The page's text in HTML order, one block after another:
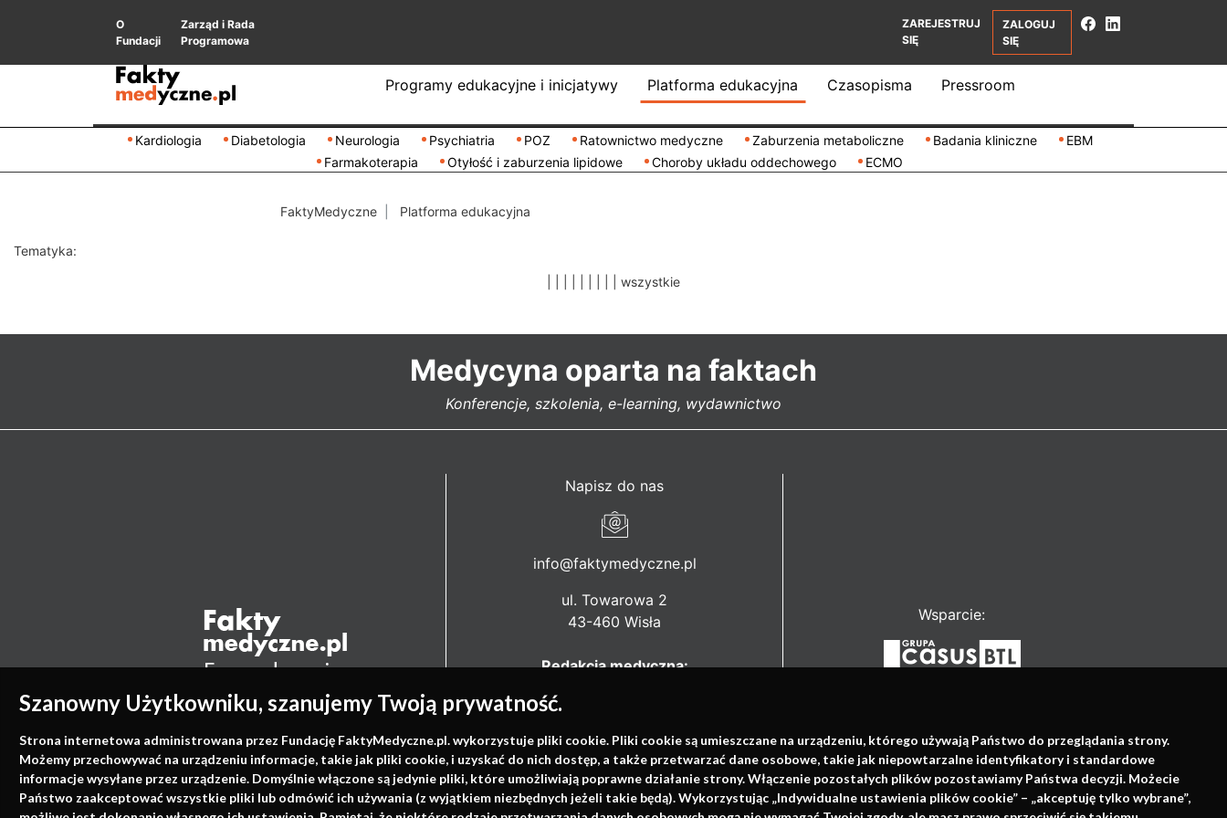
Szanowny Użytkowniku, szanujemy Twoją prywatność.
Strona internetowa administrowana przez Fundację FaktyMedyczne.pl. wykorzystuje pliki cookie. Pliki cookie są umieszczane na urządzeniu, którego używają Państwo do przeglądania strony.
Możemy przechowywać na urządzeniu informacje, takie jak pliki cookie, i uzyskać do nich dostęp, a także przetwarzać dane osobowe, takie jak niepowtarzalne identyfikatory i standardowe
informacje wysyłane przez urządzenie. Domyślnie włączone są jedynie pliki, które umożliwiają poprawne działanie strony. Włączenie pozostałych plików pozostawiamy Państwa decyzji. Możecie
Państwo zaakceptować wszystkie pliki lub odmówić ich używania (z wyjątkiem niezbędnych jeżeli takie będą). Wykorzystując „Indywidualne ustawienia plików cookie” – „akceptuję tylko wybrane”,
O
Fundacji
Zarząd i Rada
Programowa
ZAREJESTRUJ
SIĘ
ZALOGUJ
SIĘ
Programy edukacyjne i inicjatywy Platforma edukacyjna Czasopisma Pressroom
Kardiologia Diabetologia Neurologia Psychiatria POZ Ratownictwo medyczne Zaburzenia metaboliczne Badania kliniczne
EBM
Farmakoterapia
Otyłość i zaburzenia lipidowe Choroby układu oddechowego ECMO
FaktyMedyczne Platforma edukacyjna
Tematyka:
wszystkie
Medycyna oparta na faktach
Konferencje, szkolenia, e-learning, wydawnictwo
Napisz do nas
info@faktymedyczne.pl
ul. Towarowa 2
43-460 Wisła
Redakcja medyczna:
Biuro Zarządu Fundacji:
ul. Rodawska 26
61-312 Poznań
Wsparcie: